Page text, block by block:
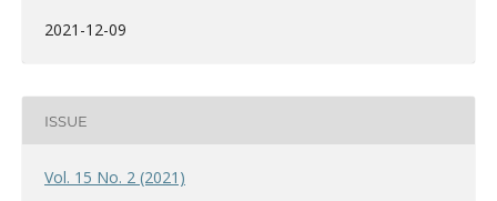
2021-12-09
ISSUE
Vol. 15 No. 2 (2021)